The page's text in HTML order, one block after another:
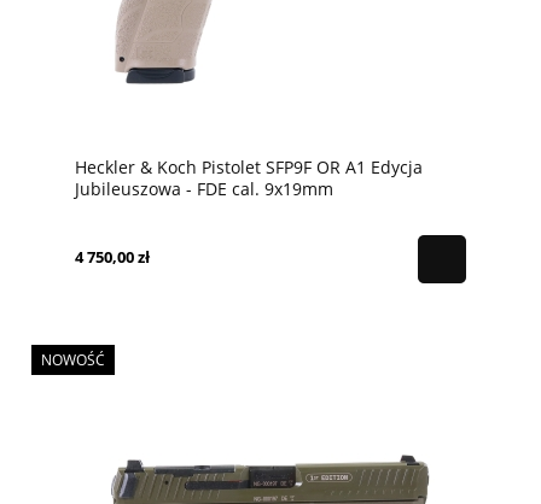
Heckler & Koch Pistolet SFP9F OR A1 Edycja
Jubileuszowa - FDE cal. 9x19mm
4 750,00 zł
NOWOŚĆ